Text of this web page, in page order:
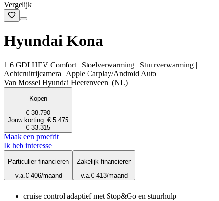
Vergelijk
Hyundai Kona
1.6 GDI HEV Comfort | Stoelverwarming | Stuurverwarming |
Achteruitrijcamera | Apple Carplay/Android Auto |
Van Mossel Hyundai Heerenveen, (NL)
Kopen
€ 38.790
Jouw korting: € 5.475
€ 33.315
Maak een proefrit
Ik heb interesse
Particulier financieren
v.a.€ 406/maand
Zakelijk financieren
v.a.€ 413/maand
cruise control adaptief met Stop&Go en stuurhulp